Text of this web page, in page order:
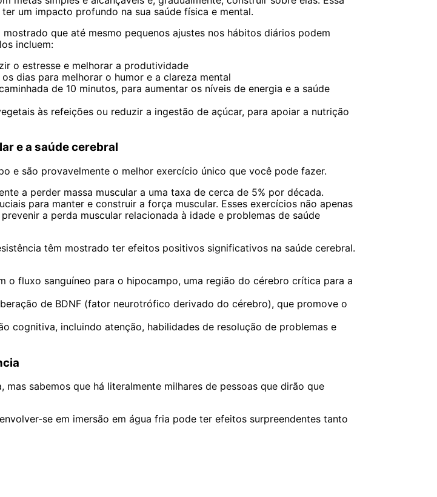
um impacto profundo na sua saúde física e mental.
mostrado que até mesmo pequenos ajustes nos hábitos diários podem
incluem:
o estresse e melhorar a produtividade
dias para melhorar o humor e a clareza mental
de 10 minutos, para aumentar os níveis de energia e a saúde
às refeições ou reduzir a ingestão de açúcar, para apoiar a nutrição
e a saúde cerebral
e são provavelmente o melhor exercício único que você pode fazer.
a perder massa muscular a uma taxa de cerca de 5% por década.
para manter e construir a força muscular. Esses exercícios não apenas
a perda muscular relacionada à idade e problemas de saúde
têm mostrado ter efeitos positivos significativos na saúde cerebral.
o fluxo sanguíneo para o hipocampo, uma região do cérebro crítica para a
de BDNF (fator neurotrófico derivado do cérebro), que promove o
cognitiva, incluindo atenção, habilidades de resolução de problemas e
sabemos que há literalmente milhares de pessoas que dirão que
se em imersão em água fria pode ter efeitos surpreendentes tanto